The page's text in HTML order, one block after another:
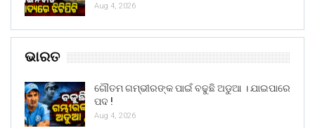
Aug 4, 2026
ଭାରତ
ଗୌତମ ଗମ୍ଭୀରଙ୍କ ପାଇଁ ବଢୁଛି ଅଡୁଆ । ଯାଇପାରେ
ପଦ !
Aug 4, 2026